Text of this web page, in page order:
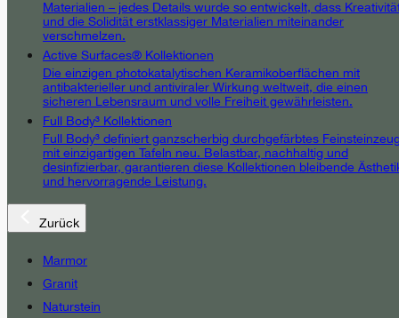
Materialien – jedes Details wurde so entwickelt, dass
und die Solidität erstklassiger Materialien miteinander
verschmelzen.
Active Surfaces® Kollektionen
Die einzigen photokatalytischen Keramikoberflächen mit
antibakterieller und antiviraler Wirkung weltweit, die einen
sicheren Lebensraum und volle Freiheit gewährleisten.
Full Body³ Kollektionen
Full Body³ definiert ganzscherbig durchgefärbtes
mit einzigartigen Tafeln neu. Belastbar, nachhaltig und
desinfizierbar, garantieren diese Kollektionen bleibende
und hervorragende Leistung.
Zurück
Marmor
Granit
Naturstein